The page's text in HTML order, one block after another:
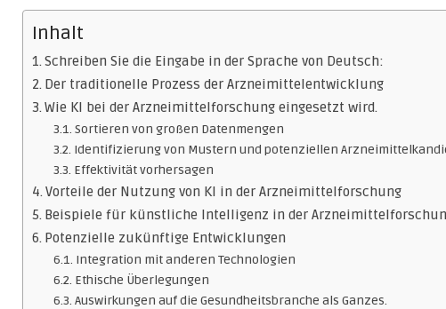
Inhalt
Schreiben Sie die Eingabe in der Sprache von Deutsch:
Der traditionelle Prozess der Arzneimittelentwicklung
Wie KI bei der Arzneimittelforschung eingesetzt wird.
Sortieren von großen Datenmengen
Identifizierung von Mustern und potenziellen
Effektivität vorhersagen
Vorteile der Nutzung von KI in der Arzneimittelforschung
Beispiele für künstliche Intelligenz in der
Potenzielle zukünftige Entwicklungen
Integration mit anderen Technologien
Ethische Überlegungen
Auswirkungen auf die Gesundheitsbranche als Ganzes.